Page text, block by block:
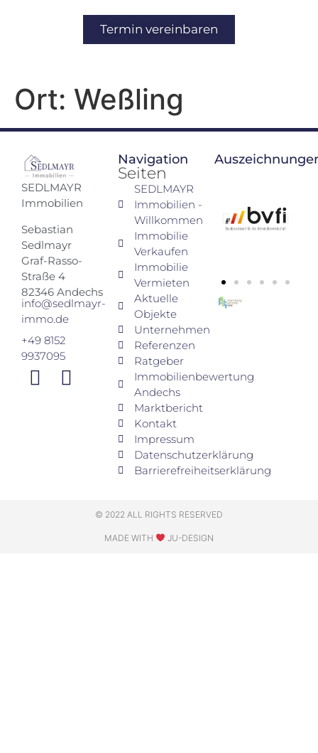
Termin vereinbaren
Ort: Weßling
SEDLMAYR
Immobilien
Sebastian
Sedlmayr
Graf-Rasso-
Straße 4
82346 Andechs
info@sedlmayr-
immo.de
+49 8152
9937095
Navigation
Seiten
SEDLMAYR
Immobilien -
Willkommen
Immobilie
Verkaufen
Immobilie
Vermieten
Aktuelle
Objekte
Unternehmen
Referenzen
Ratgeber
Immobilienbewertung
Andechs
Marktbericht
Kontakt
Impressum
Datenschutzerklärung
Barrierefreiheitserklärung
© 2022 ALL RIGHTS RESERVED
MADE WITH JU-DESIGN